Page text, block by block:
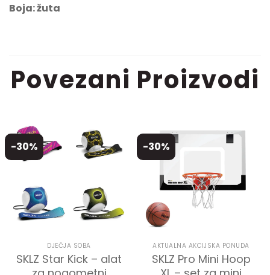
Boja: žuta
Povezani Proizvodi
-30%
DJEČJA SOBA
SKLZ Star Kick – alat
-30%
AKTUALNA AKCIJSKA PONUDA
SKLZ Pro Mini Hoop